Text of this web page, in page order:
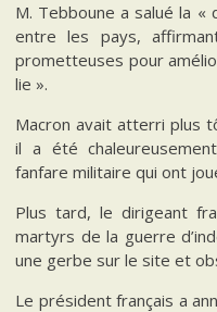
M. Tebboune a salué la «
entre les pays,
prometteuses pour
lie ».
Macron avait atterri plus
il a été
fanfare militaire qui ont
Plus tard, le dirigeant
martyrs de la guerre
une gerbe sur le site et
Le président français a